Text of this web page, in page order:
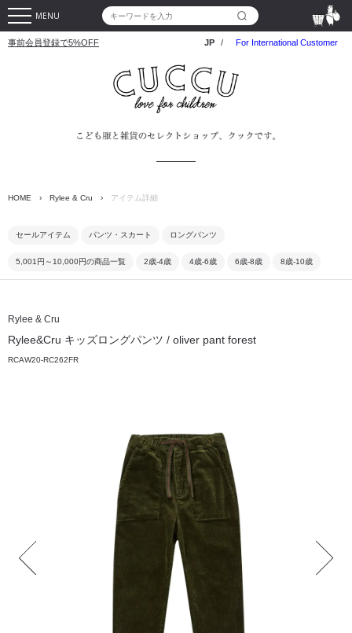
MENU
事前会員登録で5%OFF JP / For International Customer
HOME › Rylee & Cru › アイテム詳細
セールアイテム パンツ・スカート ロングパンツ
5,001円～10,000円の商品一覧 2歳-4歳 4歳-6歳 6歳-8歳 8歳-10歳
Rylee & Cru
Rylee&Cru キッズロングパンツ / oliver pant forest
RCAW20-RC262FR